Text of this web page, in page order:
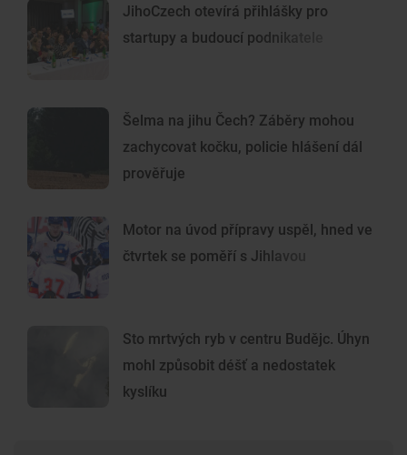
JihoCzech otevírá přihlášky pro
startupy a budoucí podnikatele
Šelma na jihu Čech? Záběry mohou
zachycovat kočku, policie hlášení dál
prověřuje
Motor na úvod přípravy uspěl, hned ve
čtvrtek se poměří s Jihlavou
Sto mrtvých ryb v centru Budějc. Úhyn
mohl způsobit déšť a nedostatek
kyslíku